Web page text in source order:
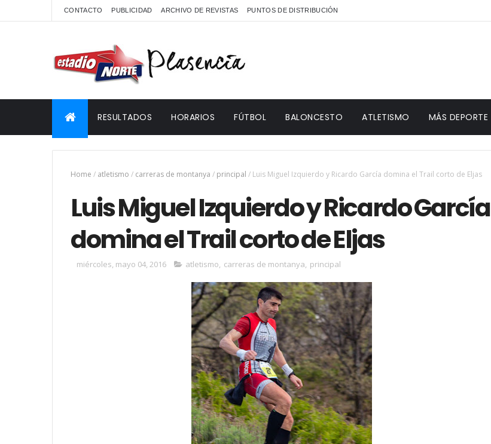
CONTACTO PUBLICIDAD ARCHIVO DE REVISTAS PUNTOS DE DISTRIBUCIÓN
RESULTADOS HORARIOS FÚTBOL BALONCESTO ATLETISMO MÁS DEPORTE
Home / atletismo / carreras de montanya / principal / Luis Miguel Izquierdo y Ricardo García domina el Trail corto de Eljas
Luis Miguel Izquierdo y Ricardo García
domina el Trail corto de Eljas
miércoles, mayo 04, 2016 atletismo, carreras de montanya, principal